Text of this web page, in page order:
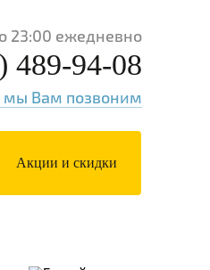
23:00 ежедневно
489-94-08
Вам позвоним
Акции и скидки